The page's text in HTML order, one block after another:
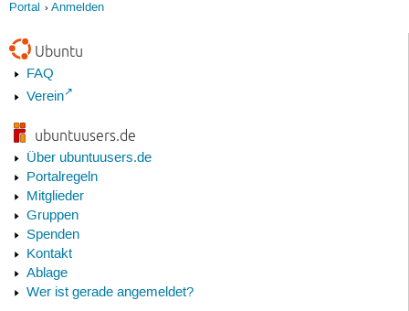
Portal Anmelden
Ubuntu
FAQ
Verein
ubuntuusers.de
Über ubuntuusers.de
Portalregeln
Mitglieder
Gruppen
Spenden
Kontakt
Ablage
Wer ist gerade angemeldet?